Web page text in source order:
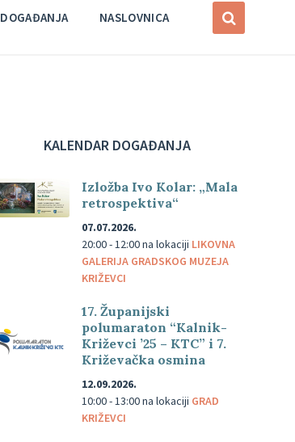
DOGAĐANJA NASLOVNICA
KALENDAR DOGAĐANJA
Izložba Ivo Kolar: „Mala
retrospektiva“
07.07.2026.
20:00 - 12:00na lokaciji LIKOVNA
GALERIJA GRADSKOG MUZEJA
KRIŽEVCI
17. Županijski
polumaraton “Kalnik-
Križevci ’25 – KTC” i 7.
Križevačka osmina
12.09.2026.
10:00 - 13:00na lokaciji GRAD
KRIŽEVCI